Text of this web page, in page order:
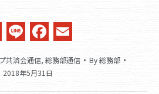
Twitter
LineFacebook
共済会通信, 総務部通信 By総務部
2018年5月31日